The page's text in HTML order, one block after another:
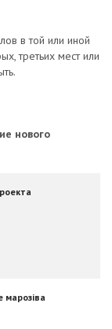
в той или иной
третьих мест или
нового
марозiва